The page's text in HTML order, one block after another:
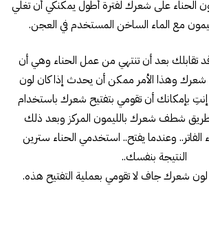
الحناء على شعرك لفترة أطول يمكنكي أن تغلي
مع الماء الساخن المستخدم في العجن.
تقابلك بعد أن تنتهي من عمل الحناء وهي أن
شعرك وهذا الأمر ممكن أن يحدث إذا كان لون
بإمكانك أن تقومي بتفتيح شعرك باستخدام
شطف شعرك بالليمون المركز وبعد ذلك
وعندما يفتح.. استخدمي الحناء سترين
النتيجة بنفسك..
شعرك جاف لا تقومي بعملية التفتيح هذه.